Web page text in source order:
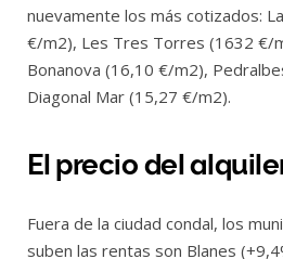
nuevamente los más cotizados:
€/m2), Les Tres Torres (1632 €/
Bonanova (16,10 €/m2),
Diagonal Mar (15,27 €/m2).
El precio del
Fuera de la ciudad condal, los
suben las rentas son Blanes